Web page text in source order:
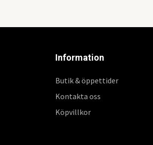
Information
Butik & öppettider
Kontakta oss
Köpvillkor